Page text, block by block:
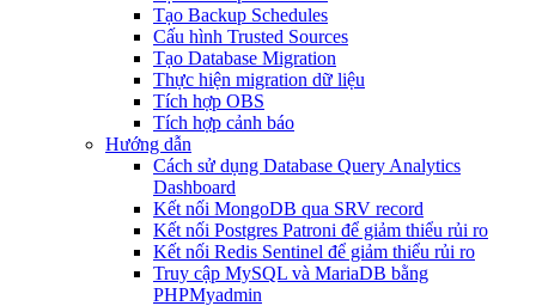
Tạo Backup Schedules
Cấu hình Trusted Sources
Tạo Database Migration
Thực hiện migration dữ liệu
Tích hợp OBS
Tích hợp cảnh báo
Hướng dẫn
Cách sử dụng Database Query Analytics
Dashboard
Kết nối MongoDB qua SRV record
Kết nối Postgres Patroni để giảm thiểu rủi ro
Kết nối Redis Sentinel để giảm thiểu rủi ro
Truy cập MySQL và MariaDB bằng
PHPMyadmin